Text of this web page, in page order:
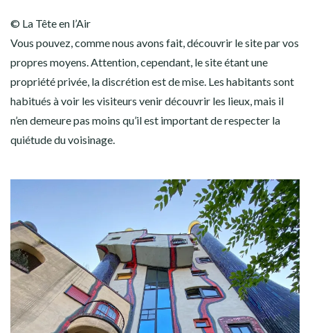
© La Tête en l’Air
Vous pouvez, comme nous avons fait, découvrir le site par vos
propres moyens. Attention, cependant, le site étant une
propriété privée, la discrétion est de mise. Les habitants sont
habitués à voir les visiteurs venir découvrir les lieux, mais il
n’en demeure pas moins qu’il est important de respecter la
quiétude du voisinage.